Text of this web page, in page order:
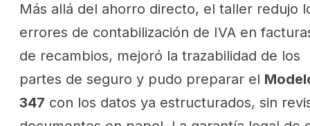
Más allá del ahorro directo, el taller redujo
errores de contabilización de IVA en
de recambios, mejoró la trazabilidad de los
partes de seguro y pudo preparar el
347 con los datos ya estructurados, sin